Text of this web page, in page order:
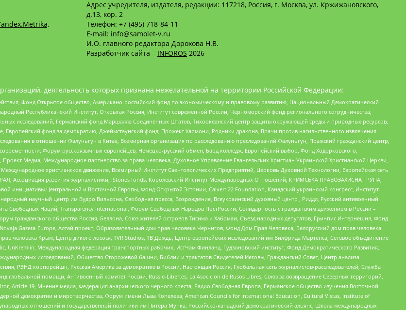
Адрес учредителя, издателя, редакции: 117218, Россия, г. Москва, ул. Кржижановского,
д.13, кор. 2
Телефон: +7 (495) 718-84-11
E-mail: info@samolet-v.ru
И.О. главного редактора Дорохова Н.В.
Разработчик сайта – INFOROS 2026
деятельность которых признана нежелательной на территории Российской Федерации:
Фонд Открытое общество, Американо-российский фонд по экономическому и правовому развитию, Национальный Демократический
Республиканский Институт, Открытая Россия, Институт современной России, Черноморский фонд регионального сотрудничества,
исследований, Германский фонд Маршалла Соединенных Штатов, Тихоокеанский центр защиты окружающей среды и природных ресурсов,
Европейский фонд за демократию, Джеймстаунский фонд, Прожект Хармони, Родники дракона, Врачи против насильственного извлечения
в отношении Фалуньгун в Китае, Всемирная организация по расследованию преследований Фалуньгун, Пражский гражданский центр,
Форум русскоязычных европейцев, Немецко-русский обмен, Бард колледж, Европейский выбор, Фонд Ходорковского,
Медиа, Международное партнерство за права человека, Духовное Управление Евангельских Христиан Украинской Христианской Церкви,
христианское движение, Всемирный Институт Саентологических Предприятий, Церковь Духовной Технологии, Европейская сеть
Ассоциация развития журналистики, IStories fonds, Королевский Институт Международных Отношений, КРИМСЬКА ПРАВОЗАХИСНА ГРУПА,
инициативы Центральной и Восточной Европы, Фонд Открытой Эстонии, Calvert 22 Foundation, Канадский украинский конгресс, Институт
научный центр им Вудро Вильсона, Свободная пресса, Возрождение, Всеукраинский духовный центр , Риддл, Русский антивоенный
Свободных Наций, Transparеncy International, Форум Свободных Народов ПостРоссии, Солидарность с гражданским движением в России –
гражданского общества Россия, Беллона, Союз жителей островов Тисима и Хабомаи, Съезд народных депутатов, Гринпис Интернешнл, Фонд
Gazeta-Europe, Алтай проект, Образовательный дом прав человека Чернигов, Фонд Дом Прав Человека, Белорусский дом прав человека
человека Крым, Центр дикого лосося, TVR Studios, ТВ Дождь, Центр европейских исследований им Вилфрида Мартенса, Сетевое объединение
UnKremlin, Международная федерация транспортных рабочих, ИстЧам Финланд, Гудзоновский институт, Фонд Демократического Развития,
исследований, Общество Сторожевой башни, Библии и трактатов Свидетелей Иеговы, Гражданский Совет, Центр анализа
РЭНД корпорейшн, Русская Америка за демократию в России, Настоящая Россия, Глобальная сеть журналистов-расследователей, Служба
глобальной помощи, Антивоенный комитет России, Russie-Libertes, La Asocicion de Rusos Libres, Союз за возвращение Северных территорий,
Article 19, Мнение медиа, Федерация анархического черного креста, Радио Свободная Европа, Германское общество изучения Восточной
демократии и миротворчества, Форум имени Льва Копелева, American Councils for International Education, Cultural Vistas, Institute of
отношений и государственной политики им Питера Мунка, Российско-канадский демократический альянс, Школа международных